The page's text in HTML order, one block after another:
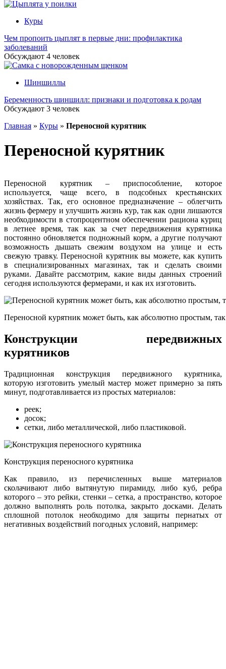
Куры
Чем пропоить цыплят в первые дни: профилактика
заболеваний
Обсуждают 4 человек
Шиншиллы
Беременность шиншилл: признаки и подготовка к родам
Обсуждают 3 человек
Главная » Куры » Переносной курятник
Переносной курятник
Переносной курятник – приспособление, которое
используется, чаще всего, в подсобных крестьянских
хозяйствах. Так, его основное предназначение – облегчить
жизнь фермеру и улучшить жизнь кур, так как одни лишаются
необходимости в стопроцентном обеспечении рациона куриц
в летнее время, так как за счет передвижения курятника
постоянно обновляется подножный корм, а другие получают
возможность дышать свежим воздухом на улице и есть
свежую травку. Переносной курятник вы можете, как купить
в специализированных магазинах, так и сделать своими
руками. Давайте рассмотрим, какие виды данных строений
сегодня используются фермерами, и как их изготовить.
Переносной курятник может быть, как абсолютно простым,
Конструкции передвижных
курятников
Традиционная конструкция передвижного курятника,
которую изготовить умелый мастер может примерно за пять
минут, подготавливается из простых материалов:
реек;
досок;
сетки, либо металлической, либо пластиковой.
Конструкция переносного курятника
Как правило, из перечисленных выше материалов
сколачивают либо вытянутую пирамиду, либо куб, ребра
которого – это рейки, стенки – сетка, а пространство, которое
должно выполнять роль потолка, закрыто досками. Делать
сплошной потолок необходимо для защиты пернатых от
негативных воздействий погодных условий, например: